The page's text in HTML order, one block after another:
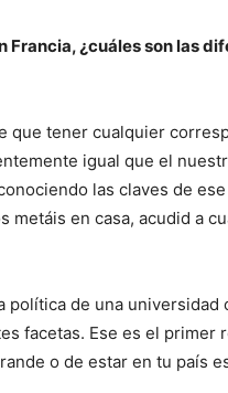
Francia, ¿cuáles son las
que tener cualquier
igual que el
las claves de
metáis en casa, acudid a
de una
facetas. Ese es el
o de estar en tu país